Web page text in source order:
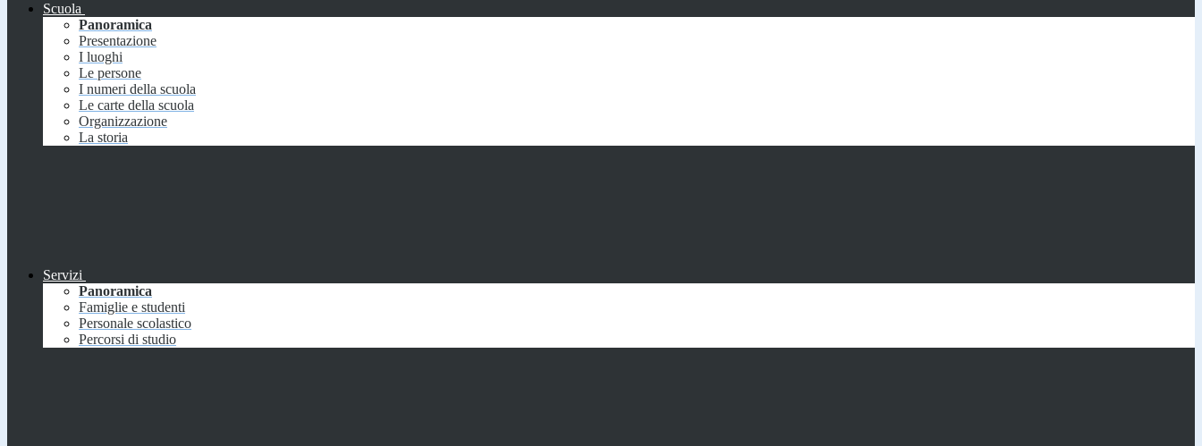
Scuola
Panoramica
Presentazione
I luoghi
Le persone
I numeri della scuola
Le carte della scuola
Organizzazione
La storia
Servizi
Panoramica
Famiglie e studenti
Personale scolastico
Percorsi di studio